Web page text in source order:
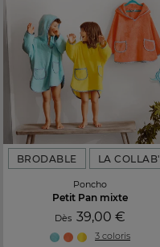
BRODABLE LA COLLAB'
Poncho
Petit Pan mixte
Dès39,00 €
3 coloris